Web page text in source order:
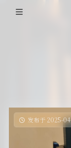
《看见·
《谣言》
分类
发布于 2025-